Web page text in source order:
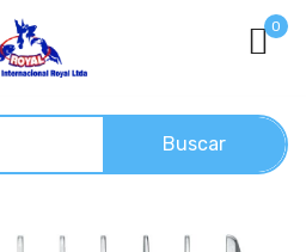
0
Buscar